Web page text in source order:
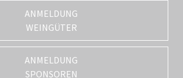
ANMELDUNG
WEINGÜTER
ANMELDUNG
SPONSOREN